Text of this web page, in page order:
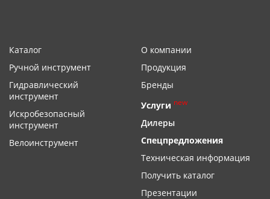
Каталог
Ручной инструмент
Гидравлический
инструмент
Искробезопасный
инструмент
Велоинструмент
О компании
Продукция
Бренды
Услуги new
Дилеры
Спецпредложения
Техническая информация
Получить каталог
Презентации